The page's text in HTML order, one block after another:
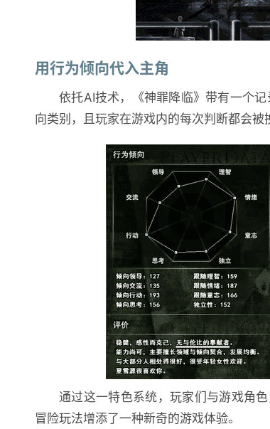
用行为倾向代入主角
依托AI技术，《神罪降临》带有一个
向类别，且玩家在游戏内的每次判断都会被
通过这一特色系统，玩家们与游戏角
冒险玩法增添了一种新奇的游戏体验。